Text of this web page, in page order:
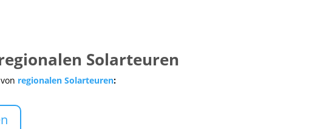
Solarteuren
regionalen Solarteuren: